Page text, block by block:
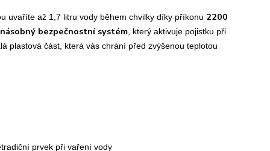
uvaříte až 1,7 litru vody během chvilky díky příkonu 2200
bezpečnostní systém, který aktivuje pojistku při
plastová část, která vás chrání před zvýšenou teplotou
prvek při vaření vody